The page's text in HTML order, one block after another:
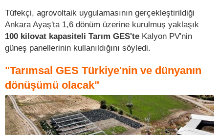
Tüfekçi, agrovoltaik uygulamasının gerçekleştirildiği
Ankara Ayaş'ta 1,6 dönüm üzerine kurulmuş yaklaşık
100 kilovat kapasiteli Tarım GES'te Kalyon PV'nin
güneş panellerinin kullanıldığını söyledi.
"Tarımsal GES Türkiye'nin ve dünyanın
dönüşümü olacak"